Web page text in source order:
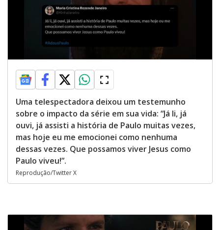
Uma telespectadora deixou um testemunho
sobre o impacto da série em sua vida: “Já li, já
ouvi, já assisti a história de Paulo muitas vezes,
mas hoje eu me emocionei como nenhuma
dessas vezes. Que possamos viver Jesus como
Paulo viveu!”.
Reprodução/Twitter X